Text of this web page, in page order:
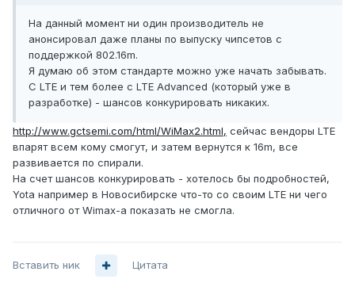
На данный момент ни один производитель не
анонсировал даже планы по выпуску чипсетов с
поддержкой 802.16m.
Я думаю об этом стандарте можно уже начать забывать.
С LTE и тем более с LTE Advanced (который уже в
разработке) - шансов конкурировать никаких.
http://www.gctsemi.com/html/WiMax2.html, сейчас вендоры LTE
впарят всем кому смогут, и затем вернутся к 16m, все
развивается по спирали.
На счет шансов конкурировать - хотелось бы подробностей,
Yota например в Новосибирске что-то со своим LTE ни чего
отличного от Wimax-а показать не смогла.
Вставить ник Цитата